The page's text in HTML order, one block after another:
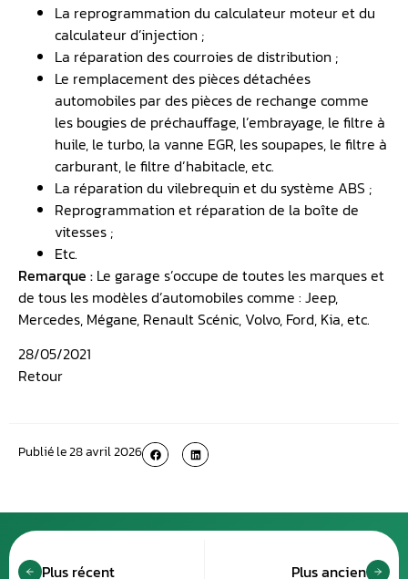
La reprogrammation du calculateur moteur et du
calculateur d’injection ;
La réparation des courroies de distribution ;
Le remplacement des pièces détachées
automobiles par des pièces de rechange comme
les bougies de préchauffage, l’embrayage, le filtre à
huile, le turbo, la vanne EGR, les soupapes, le filtre à
carburant, le filtre d’habitacle, etc.
La réparation du vilebrequin et du système ABS ;
Reprogrammation et réparation de la boîte de
vitesses ;
Etc.
Remarque : Le garage s’occupe de toutes les marques et
de tous les modèles d’automobiles comme : Jeep,
Mercedes, Mégane, Renault Scénic, Volvo, Ford, Kia, etc.
28/05/2021
Retour
Publié le28 avril 2026
Plus récent Plus ancien